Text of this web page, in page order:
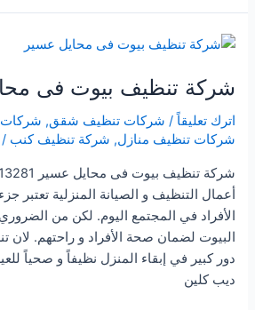
بمحايل
عسير
شركة تنظيف بيوت فى
اترك تعليقاً / شركات تنظيف شقق,
شركات تنظيف منازل, شركة تنظيف كنب
أعمال التنظيف و الصيانة المنزلية تعتبر
الأفراد في المجتمع اليوم. لكن من
البيوت لضمان صحة الأفراد و راحتهم. لان
دور كبير في إبقاء المنزل نظيفاً و صحياً
ديب كلين